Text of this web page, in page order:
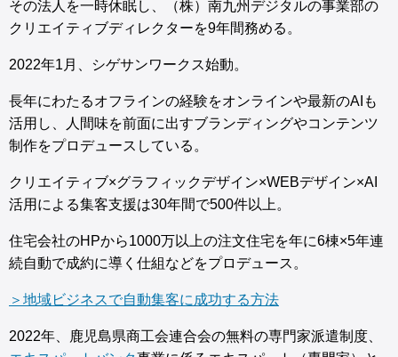
その法人を一時休眠し、（株）南九州デジタルの事業部の
クリエイティブディレクターを9年間務める。
2022年1月、シゲサンワークス始動。
長年にわたるオフラインの経験をオンラインや最新のAIも
活用し、人間味を前面に出すブランディングやコンテンツ
制作をプロデュースしている。
クリエイティブ×グラフィックデザイン×WEBデザイン×AI
活用による集客支援は30年間で500件以上。
住宅会社のHPから1000万以上の注文住宅を年に6棟×5年連
続自動で成約に導く仕組などをプロデュース。
＞地域ビジネスで自動集客に成功する方法
2022年、鹿児島県商工会連合会の無料の専門家派遣制度、